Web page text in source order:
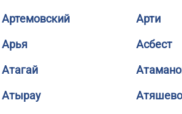
Артемовский Арти
Арья Асбест
Атагай
Атырау Атяшево